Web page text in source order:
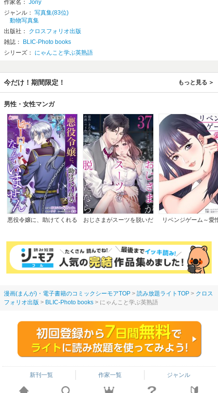
作家名： Jony
ジャンル： 写真集(83位)
動物写真集
出版社： クロスフォリオ出版
雑誌： BLIC-Photo books
シリーズ： にゃんこと学ぶ英熟語
今だけ！期間限定！ もっと見る
男性・女性マンガ
悪役令嬢に、助けてくれる
おじさまがスーツを脱いだ
リベンジゲーム～愛
漫画(まんが)・電子書籍のコミックシーモアTOP 読み放題ライトTOP
クロス
フォリオ出版
BLIC-Photo books にゃんこと学ぶ英熟語
新刊一覧 作家一覧 ジャンル